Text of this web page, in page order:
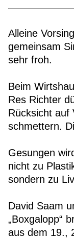
Alleine
gemeinsam
sehr froh.
Beim
Res Richter
Rücksicht auf
schmettern.
Gesungen
nicht zu
sondern zu
David Saam
„Boxgalopp“
aus dem 19.,